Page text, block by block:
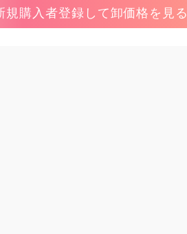
規購入者登録して卸価格を見る